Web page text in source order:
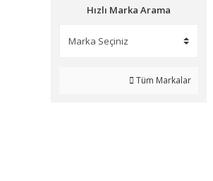
Hızlı Marka Arama
Tüm Markalar